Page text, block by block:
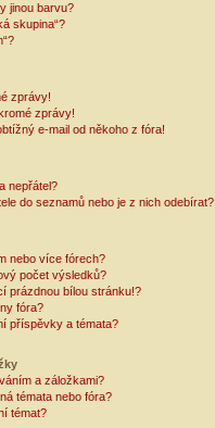
jinou barvu?
skupina“?
zprávy!
zprávy!
e-mail od někoho z fóra!
nepřátel?
do seznamů nebo je z nich odebírat?
nebo více fórech?
počet výsledků?
prázdnou bílou stránku!?
fóra?
příspěvky a témata?
a záložkami?
témata nebo fóra?
témat?